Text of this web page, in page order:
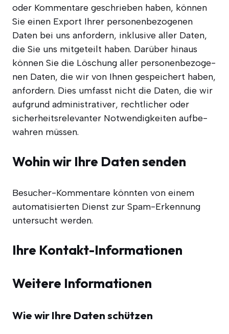
oder Kom­men­ta­re geschrie­ben haben, kön­nen
Sie einen Export Ihrer per­so­nen­be­zo­ge­nen
Daten bei uns anfor­dern, inklu­si­ve aller Daten,
die Sie uns mit­ge­teilt haben. Dar­über hin­aus
kön­nen Sie die Löschung aller per­so­nen­be­zo­ge­
nen Daten, die wir von Ihnen gespei­chert haben,
anfor­dern. Dies umfasst nicht die Daten, die wir
auf­grund admi­nis­tra­ti­ver, recht­li­cher oder
sicher­heits­re­le­van­ter Not­wen­dig­kei­ten auf­be­
wah­ren müssen.
Wohin wir Ihre Daten senden
Besu­cher-Kom­men­ta­re könn­ten von einem
auto­ma­ti­sier­ten Dienst zur Spam-Erken­nung
unter­sucht werden.
Ihre Kontakt-Informationen
Weitere Informationen
Wie wir Ihre Daten schützen